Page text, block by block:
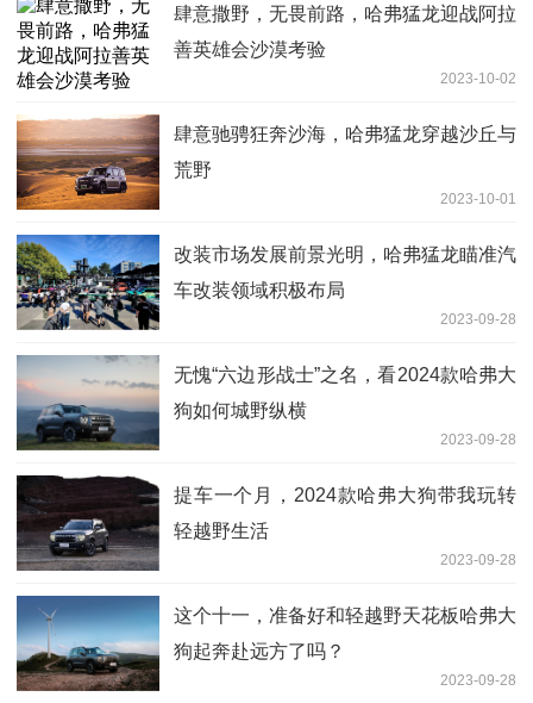
肆意撒野，无畏前路，哈弗猛龙迎战阿拉
善英雄会沙漠考验
2023-10-02
肆意驰骋狂奔沙海，哈弗猛龙穿越沙丘与
荒野
2023-10-01
改装市场发展前景光明，哈弗猛龙瞄准汽
车改装领域积极布局
2023-09-28
无愧“六边形战士”之名，看2024款哈弗大
狗如何城野纵横
2023-09-28
提车一个月，2024款哈弗大狗带我玩转
轻越野生活
2023-09-28
这个十一，准备好和轻越野天花板哈弗大
狗起奔赴远方了吗？
2023-09-28